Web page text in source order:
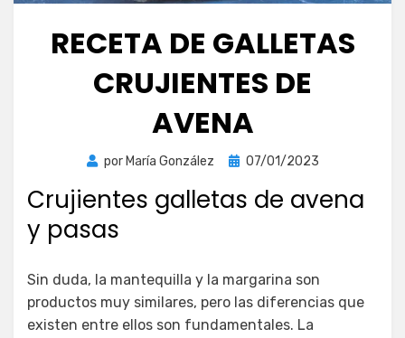
RECETA DE GALLETAS
CRUJIENTES DE
AVENA
por María González
Publicada
07/01/2023
Crujientes galletas de avena
y pasas
Sin duda, la mantequilla y la margarina son
productos muy similares, pero las diferencias que
existen entre ellos son fundamentales. La